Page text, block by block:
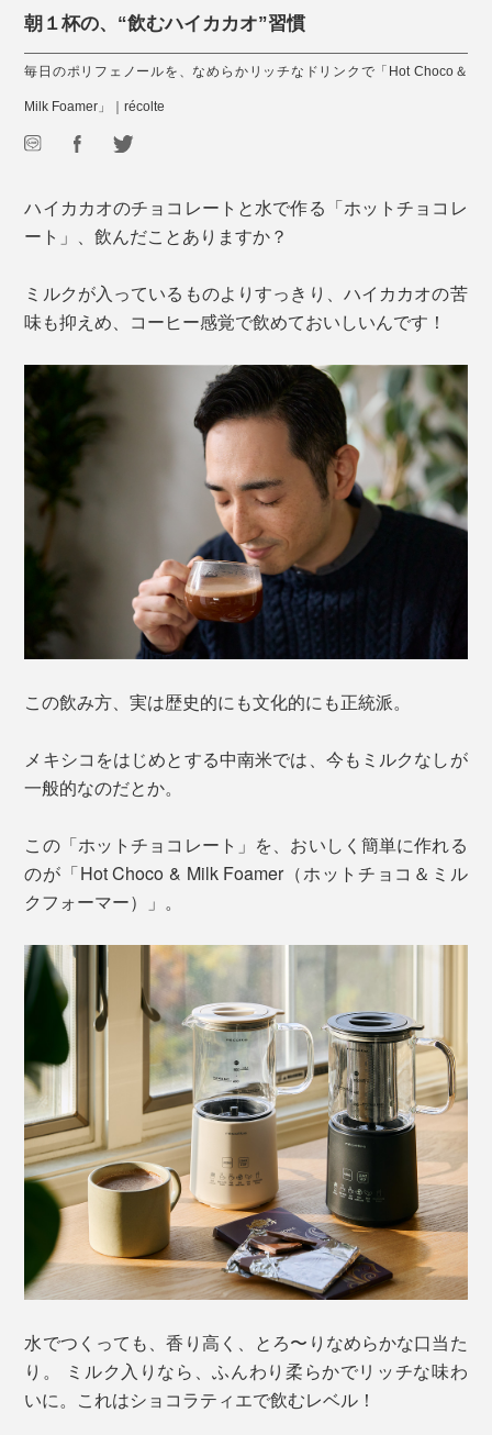
朝１杯の、“飲むハイカカオ”習慣
毎日のポリフェノールを、なめらかリッチなドリンクで「Hot Choco＆
Milk Foamer」｜récolte
ハイカカオのチョコレートと水で作る「ホットチョコレ
ート」、飲んだことありますか？
ミルクが入っているものよりすっきり、ハイカカオの苦
味も抑えめ、コーヒー感覚で飲めておいしいんです！
この飲み方、実は歴史的にも文化的にも正統派。
メキシコをはじめとする中南米では、今もミルクなしが
一般的なのだとか。
この「ホットチョコレート」を、おいしく簡単に作れる
のが「Hot Choco & Milk Foamer（ホットチョコ＆ミル
クフォーマー）」。
水でつくっても、香り高く、とろ〜りなめらかな口当た
り。 ミルク入りなら、ふんわり柔らかでリッチな味わ
いに。これはショコラティエで飲むレベル！